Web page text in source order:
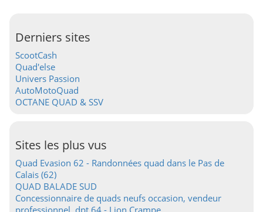
Derniers sites
ScootCash
Quad'else
Univers Passion
AutoMotoQuad
OCTANE QUAD & SSV
Sites les plus vus
Quad Evasion 62 - Randonnées quad dans le Pas de
Calais (62)
QUAD BALADE SUD
Concessionnaire de quads neufs occasion, vendeur
professionnel, dpt 64 - Lion Crampe